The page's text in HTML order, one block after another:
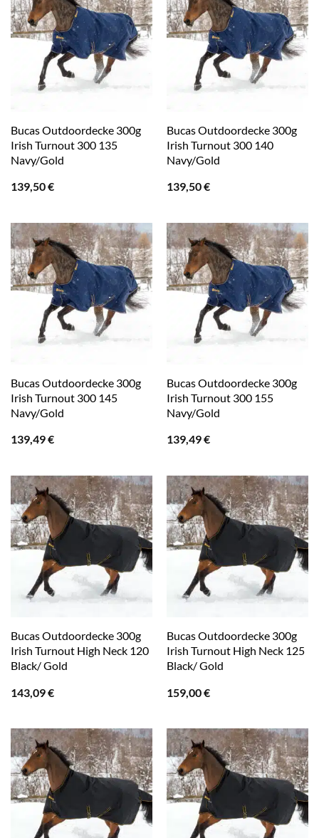
Bucas Outdoordecke 300g
Irish Turnout 300 135
Navy/Gold
139,50€
Bucas Outdoordecke 300g
Irish Turnout 300 140
Navy/Gold
139,50€
Bucas Outdoordecke 300g
Irish Turnout 300 145
Navy/Gold
139,49€
Bucas Outdoordecke 300g
Irish Turnout 300 155
Navy/Gold
139,49€
Bucas Outdoordecke 300g
Irish Turnout High Neck 120
Black/ Gold
143,09€
Bucas Outdoordecke 300g
Irish Turnout High Neck 125
Black/ Gold
159,00€